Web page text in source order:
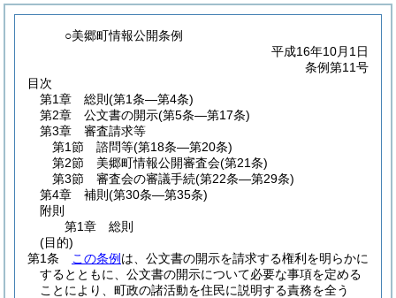
○美郷町情報公開条例
平成16年10月1日
条例第11号
目次
第1章
総則 (第1条―第4条)
第2章
公文書の開示(第5条―第17条)
第3章
審査請求等
第1節
諮問等(第18条―第20条)
第2節
美郷町情報公開審査会(第21条)
第3節
審査会の審議手続(第22条―第29条)
第4章
補則 (第30条―第35条)
附則
第1章
総則
(目的)
第1条
この条例 は、公文書の開示を請求する権利を明らかに
するとともに、公文書の開示について必要な事項を定める
ことにより、町政の諸活動を住民に説明する責務を全う